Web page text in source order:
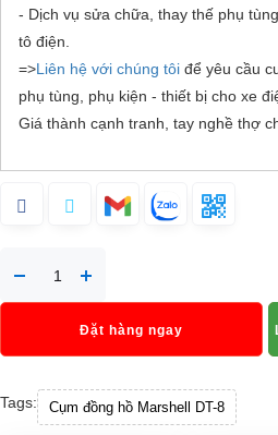
- Dịch vụ sửa chữa, thay thế phụ
tô điện.
=>Liên hệ với chúng tôi để yêu cầu
phụ tùng, phụ kiện - thiết bị cho xe
Giá thành cạnh tranh, tay nghề thợ
Đặt hàng ngay
Tags: Cụm đồng hồ Marshell DT-8